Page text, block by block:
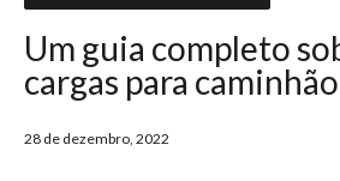
Um guia completo
cargas para caminhão
28 de dezembro, 2022